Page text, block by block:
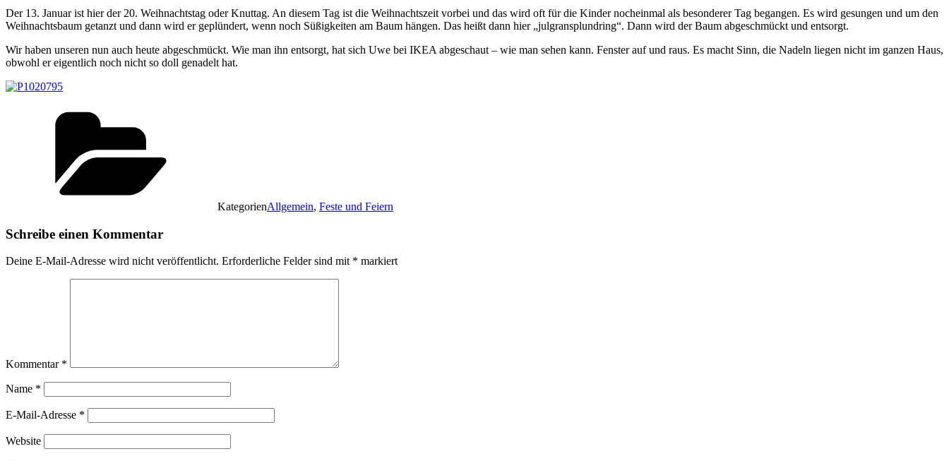
Der 13. Januar ist hier der 20. Weihnachtstag oder Knuttag. An diesem Tag ist die Weihnachtszeit vorbei und das wird oft für die Kinder nocheinmal als besonderer Tag begangen. Es wird gesungen und um den
Weihnachtsbaum getanzt und dann wird er geplündert, wenn noch Süßigkeiten am Baum hängen. Das heißt dann hier „julgransplundring“. Dann wird der Baum abgeschmückt und entsorgt.
Wir haben unseren nun auch heute abgeschmückt. Wie man ihn entsorgt, hat sich Uwe bei IKEA abgeschaut – wie man sehen kann. Fenster auf und raus. Es macht Sinn, die Nadeln liegen nicht im ganzen Haus,
obwohl er eigentlich noch nicht so doll genadelt hat.
KategorienAllgemein, Feste und Feiern
Schreibe einen Kommentar
Deine E-Mail-Adresse wird nicht veröffentlicht. Erforderliche Felder sind mit * markiert
Kommentar *
Name *
E-Mail-Adresse *
Website